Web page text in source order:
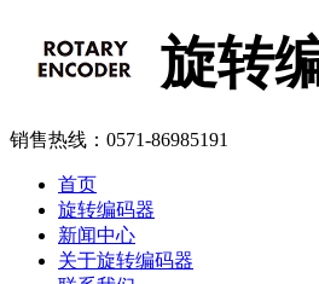
旋转
销售热线：0571-86985191
首页
旋转编码器
新闻中心
关于旋转编码器